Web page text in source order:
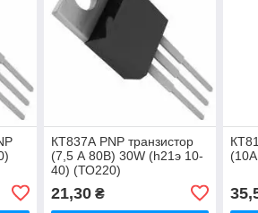
КТ837А PNP транзистор
(7,5 А 80В) 30W (һ21э 10-
40) (ТО220)
21,30₴